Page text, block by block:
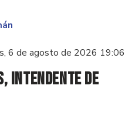
6 de agosto de 2026 19:06
intendente de